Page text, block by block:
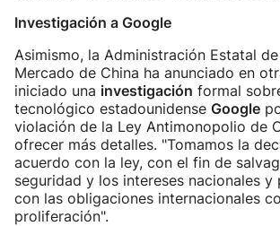
Investigación a Google
Asimismo, la Administración Estatal
Mercado de China ha anunciado en
iniciado una investigación formal
tecnológico estadounidense Google
violación de la Ley Antimonopolio de
ofrecer más detalles. "Tomamos la
acuerdo con la ley, con el fin de
seguridad y los intereses nacionales y
con las obligaciones internacionales
proliferación".